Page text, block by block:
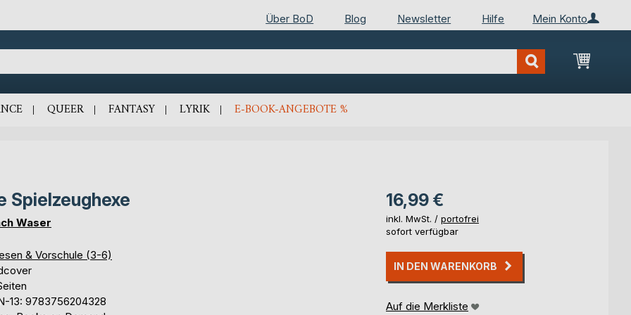
Mein Konto
Über BoD Blog Newsletter Hilfe
Mein
QUEER FANTASY LYRIK E-BOOK-ANGEBOTE %
Spielzeughexe
Waser
& Vorschule (3-6)
13: 9783756204328
16,99 €
inkl. MwSt. / portofrei
sofort verfügbar
IN DEN WARENKORB
Auf die Merkliste